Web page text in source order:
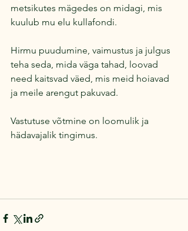
metsikutes mägedes on midagi, mis
kuulub mu elu kullafondi.
Hirmu puudumine, vaimustus ja julgus
teha seda, mida väga tahad, loovad
need kaitsvad väed, mis meid hoiavad
ja meile arengut pakuvad.
Vastutuse võtmine on loomulik ja
hädavajalik tingimus.